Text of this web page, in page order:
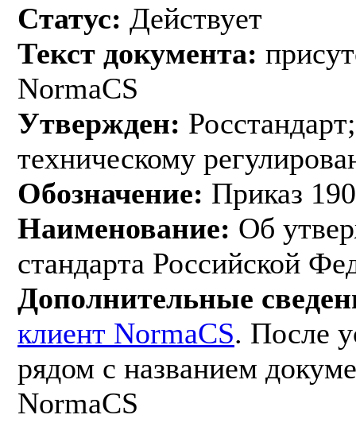
Статус: Действует
Текст документа:
NormaCS
Утвержден:
техническому
Обозначение: Приказ
Наименование: Об
стандарта Российской
Дополнительные
клиент NormaCS. После
рядом с названием
NormaCS